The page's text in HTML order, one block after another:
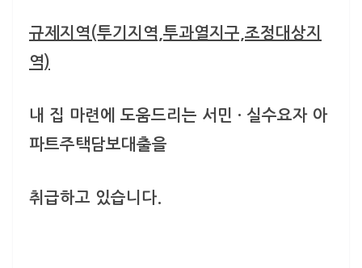
규제지역(투기지역,투과열지구,조정대상지
역)
내 집 마련에 도움드리는 서민 · 실수요자 아
파트주택담보대출을
취급하고 있습니다.